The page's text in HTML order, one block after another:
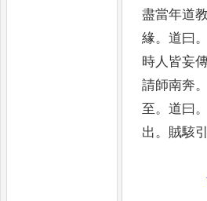
盡當年道
緣。道曰 。
時人皆妄
請師南奔
至。道曰
出。 賊駭